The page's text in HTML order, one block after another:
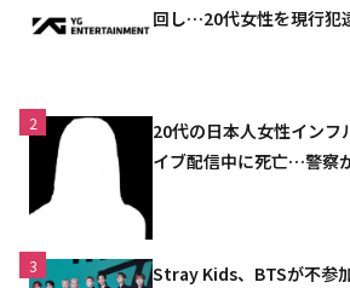
回し…20代女性を現行犯
2
20代の日本人女性インフ
イブ配信中に死亡…警察
3
Stray Kids、BTSが不参